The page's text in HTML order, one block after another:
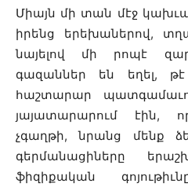
Միայն մի տան մէջ
իրենց երեխաներով,
նայելով մի րոպէ
գազաններ են եղել,
հաշտարար
յայատարարում էին,
չգաղթի, նրանց մենք
գերմանացիները
ֆիզիքական